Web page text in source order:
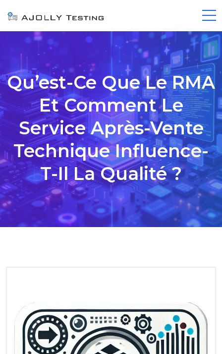
Qu’est-Ce Que Le RMA
Et Comment Le
Service Après-Vente
Technique Influence-
T-Il La Qualité ?